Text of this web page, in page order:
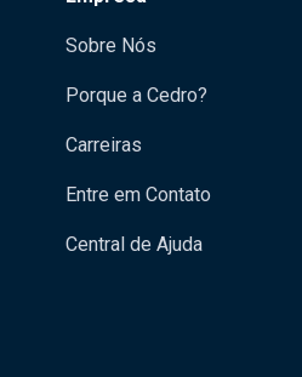
Sobre Nós
Porque a Cedro?
Carreiras
Entre em Contato
Central de Ajuda